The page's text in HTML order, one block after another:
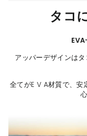
タコ
アッパーデザインは
全てがE V A材質で、安